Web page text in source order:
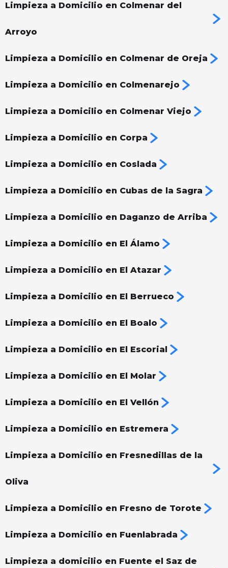
Limpieza a Domicilio en Colmenar del
Arroyo
Limpieza a Domicilio en Colmenar de Oreja
Limpieza a Domicilio en Colmenarejo
Limpieza a Domicilio en Colmenar Viejo
Limpieza a Domicilio en Corpa
Limpieza a Domicilio en Coslada
Limpieza a Domicilio en Cubas de la Sagra
Limpieza a Domicilio en Daganzo de Arriba
Limpieza a Domicilio en El Álamo
Limpieza a Domicilio en El Atazar
Limpieza a Domicilio en El Berrueco
Limpieza a Domicilio en El Boalo
Limpieza a Domicilio en El Escorial
Limpieza a Domicilio en El Molar
Limpieza a Domicilio en El Vellón
Limpieza a Domicilio en Estremera
Limpieza a Domicilio en Fresnedillas de la
Oliva
Limpieza a Domicilio en Fresno de Torote
Limpieza a Domicilio en Fuenlabrada
Limpieza a domicilio en Fuente el Saz de